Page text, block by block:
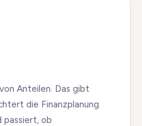
Anteilen. Das gibt
die Finanzplanung.
passiert, ob